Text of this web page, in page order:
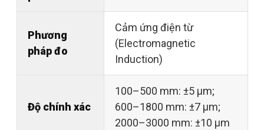
Phương
pháp đo
Cảm ứng điện từ
(Electromagnetic
Induction)
Độ chính xác
100–500 mm: ±5 µm;
600–1800 mm: ±7 µm;
2000–3000 mm: ±10 µm